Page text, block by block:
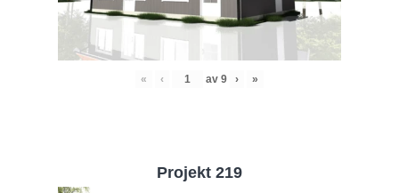
« ‹ av 9 › »
Projekt 219